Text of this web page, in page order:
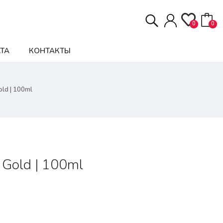
0 0
КОНТАКТЫ
| 100ml
| 100ml